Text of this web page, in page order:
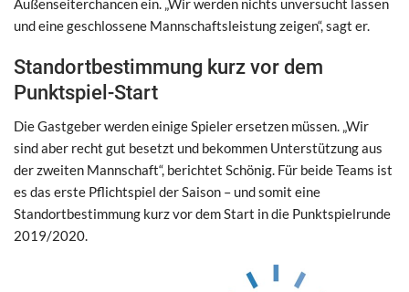
Außenseiterchancen ein. „Wir werden nichts unversucht lassen
und eine geschlossene Mannschaftsleistung zeigen“, sagt er.
Standortbestimmung kurz vor dem
Punktspiel-Start
Die Gastgeber werden einige Spieler ersetzen müssen. „Wir
sind aber recht gut besetzt und bekommen Unterstützung aus
der zweiten Mannschaft“, berichtet Schönig. Für beide Teams ist
es das erste Pflichtspiel der Saison – und somit eine
Standortbestimmung kurz vor dem Start in die Punktspielrunde
2019/2020.